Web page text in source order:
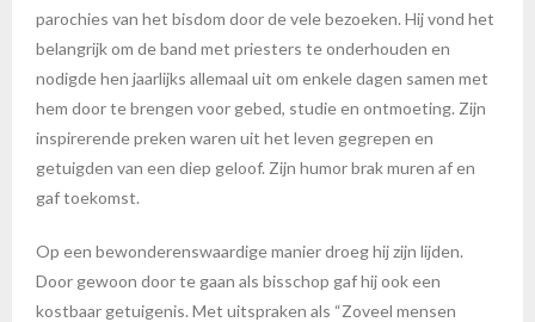
parochies van het bisdom door de vele bezoeken. Hij vond het
belangrijk om de band met priesters te onderhouden en
nodigde hen jaarlijks allemaal uit om enkele dagen samen met
hem door te brengen voor gebed, studie en ontmoeting. Zijn
inspirerende preken waren uit het leven gegrepen en
getuigden van een diep geloof. Zijn humor brak muren af en
gaf toekomst.
Op een bewonderenswaardige manier droeg hij zijn lijden.
Door gewoon door te gaan als bisschop gaf hij ook een
kostbaar getuigenis. Met uitspraken als “Zoveel mensen